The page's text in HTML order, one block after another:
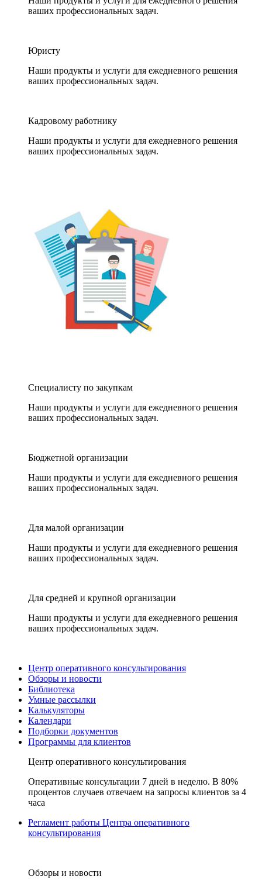
ваших профессиональных задач.
Юристу
Наши продукты и услуги для ежедневного решения
ваших профессиональных задач.
Кадровому работнику
Наши продукты и услуги для ежедневного решения
ваших профессиональных задач.
Специалисту по закупкам
Наши продукты и услуги для ежедневного решения
ваших профессиональных задач.
Бюджетной организации
Наши продукты и услуги для ежедневного решения
ваших профессиональных задач.
Для малой организации
Наши продукты и услуги для ежедневного решения
ваших профессиональных задач.
Для средней и крупной организации
Наши продукты и услуги для ежедневного решения
ваших профессиональных задач.
Центр оперативного консультирования
Обзоры и новости
Библиотека
Умные рассылки
Калькуляторы
Календари
Подборки документов
Программы для клиентов
Центр оперативного консультирования
Оперативные консультации 7 дней в неделю. В 80%
процентов случаев отвечаем на запросы клиентов за 4
часа
Регламент работы Центра оперативного
консультирования
Обзоры и новости